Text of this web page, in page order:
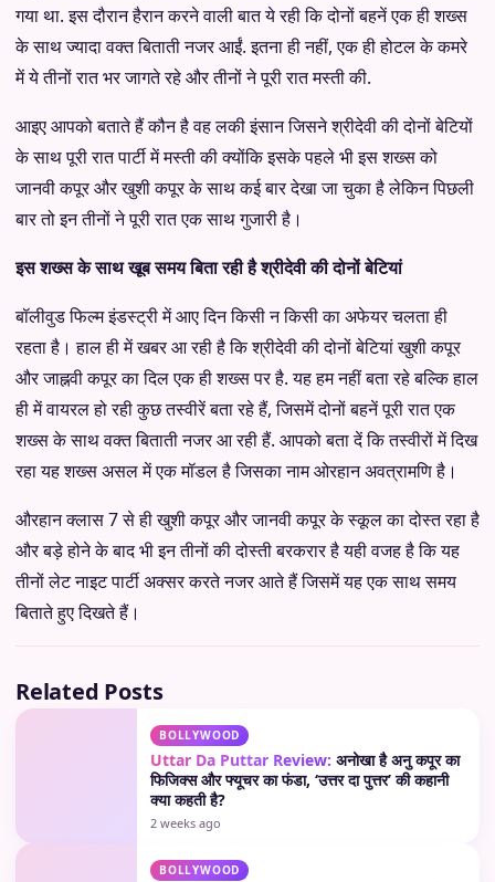
गया था. इस दौरान हैरान करने वाली बात ये रही कि दोनों बहनें एक ही शख्स
के साथ ज्यादा वक्त बिताती नजर आईं. इतना ही नहीं, एक ही होटल के कमरे
में ये तीनों रात भर जागते रहे और तीनों ने पूरी रात मस्ती की.
आइए आपको बताते हैं कौन है वह लकी इंसान जिसने श्रीदेवी की दोनों बेटियों
के साथ पूरी रात पार्टी में मस्ती की क्योंकि इसके पहले भी इस शख्स को
जानवी कपूर और खुशी कपूर के साथ कई बार देखा जा चुका है लेकिन पिछली
बार तो इन तीनों ने पूरी रात एक साथ गुजारी है।
इस शख्स के साथ खूब समय बिता रही है श्रीदेवी की दोनों बेटियां
बॉलीवुड फिल्म इंडस्ट्री में आए दिन किसी न किसी का अफेयर चलता ही
रहता है। हाल ही में खबर आ रही है कि श्रीदेवी की दोनों बेटियां खुशी कपूर
और जाह्नवी कपूर का दिल एक ही शख्स पर है. यह हम नहीं बता रहे बल्कि हाल
ही में वायरल हो रही कुछ तस्वीरें बता रहे हैं, जिसमें दोनों बहनें पूरी रात एक
शख्स के साथ वक्त बिताती नजर आ रही हैं. आपको बता दें कि तस्वीरों में दिख
रहा यह शख्स असल में एक मॉडल है जिसका नाम ओरहान अवत्रामणि है।
औरहान क्लास 7 से ही खुशी कपूर और जानवी कपूर के स्कूल का दोस्त रहा है
और बड़े होने के बाद भी इन तीनों की दोस्ती बरकरार है यही वजह है कि यह
तीनों लेट नाइट पार्टी अक्सर करते नजर आते हैं जिसमें यह एक साथ समय
बिताते हुए दिखते हैं।
Related Posts
BOLLYWOOD
Uttar Da Puttar Review: अनोखा है अनु कपूर का
फिजिक्स और फ्यूचर का फंडा, ‘उत्तर दा पुत्तर’ की कहानी
क्या कहती है?
2 weeks ago
BOLLYWOOD